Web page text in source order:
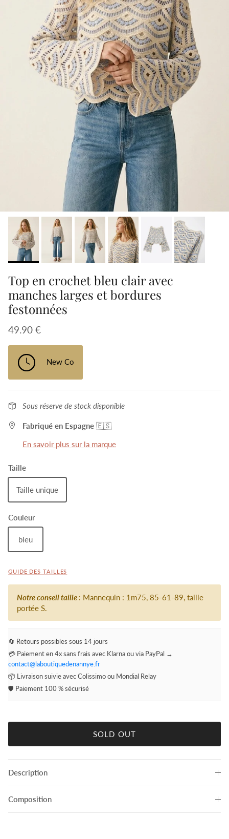
Top en crochet bleu clair avec
manches larges et bordures
festonnées
49.90 €
New Co
Sous réserve de stock disponible
Fabriqué en Espagne 🇪🇸
En savoir plus sur la marque
Taille
Taille unique
Couleur
bleu
GUIDE DES TAILLES
Notre conseil taille : Mannequin : 1m75, 85-61-89, taille
portée S.
🔄 Retours possibles sous 14 jours
💳 Paiement en 4x sans frais avec Klarna ou via PayPal →
contact@laboutiquedenannye.fr
📦 Livraison suivie avec Colissimo ou Mondial Relay
🛡️ Paiement 100 % sécurisé
SOLD OUT
Description
Composition